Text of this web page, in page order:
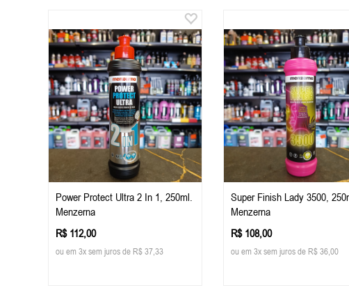
Power Protect Ultra 2 In 1, 250ml.
Menzerna
R$ 112,00
ou em 3x sem juros de R$ 37,33
Super Finish Lady 3500,
Menzerna
R$ 108,00
ou em 3x sem juros de R$ 36,00